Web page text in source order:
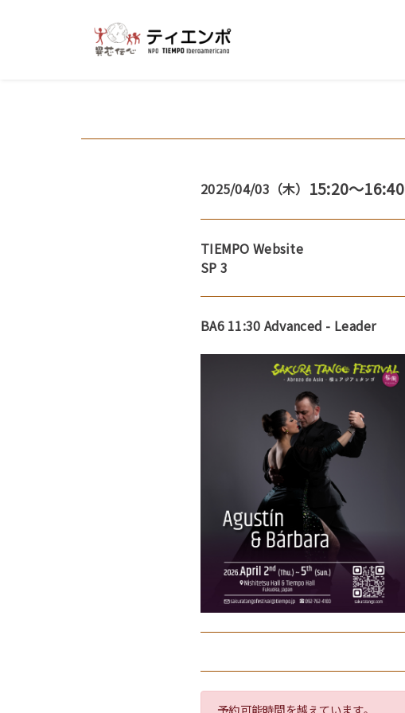
2025/04/03（木） 15:20～16:40
TIEMPO Website
SP 3
BA6 11:30 Advanced - Leader
予約可能時間を越えています。